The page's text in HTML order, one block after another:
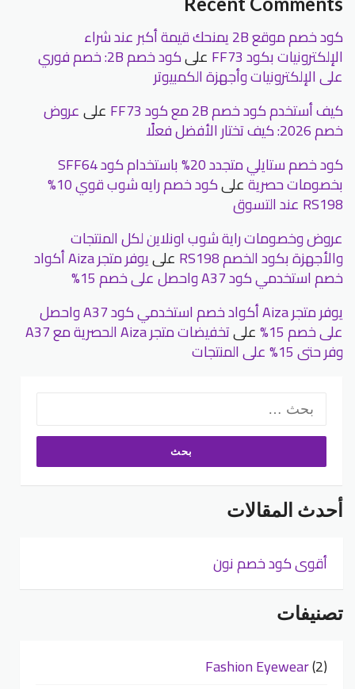
كود خصم موقع 2B يمنحك قيمة أكبر عند شراء
الإلكترونيات بكود FF73 على كود خصم 2B: خصم فوري
على الإلكترونيات وأجهزة الكمبيوتر
كيف أستخدم كود خصم 2B مع كود FF73
علىعروض
خصم 2026: كيف تختار الأفضل فعلًا
كود خصم ستايلي متجدد 20% باستخدام كود SFF64
بخصومات حصريةعلى كود خصم رايه شوب قوي 10%
RS198 عند التسوق
عروض وخصومات راية شوب اونلاين لكل المنتجات
والأجهزة بكود الخصم RS198 على يوفر متجر Aiza أكواد
خصم استخدمي كود A37 واحصل على خصم 15%
يوفر متجر Aiza أكواد خصم استخدمي كود A37 واحصل
على خصم 15% على تخفيضات متجر Aiza الحصرية مع A37
وفر حتى 15% على المنتجات
البحث
عن:
أحدث المقالات
أقوى كود خصم نون
تصنيفات
Fashion Eyewear(2)